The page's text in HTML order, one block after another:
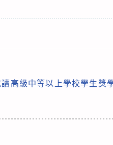
高級中等以上學校學生獎